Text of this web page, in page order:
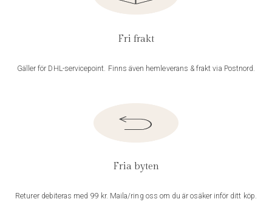
Fri frakt
Gäller för DHL-servicepoint. Finns även hemleverans & frakt via Postnord.
Fria byten
Returer debiteras med 99 kr. Maila/ring oss om du är osäker inför ditt köp.